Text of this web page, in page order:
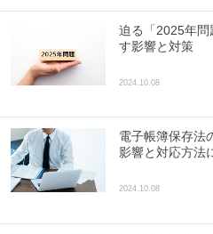
迫る「2025年
す影響と対策
2024.10.08
電子帳簿保存法
影響と対応方法
2024.10.08